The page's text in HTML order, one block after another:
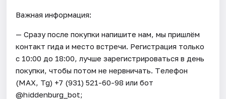
Важная информация:
— Сразу после покупки напишите нам, мы пришлём
контакт гида и место встречи. Регистрация только
с 10:00 до 18:00, лучше зарегистрироваться в день
покупки, чтобы потом не нервничать. Tелефон
(МАХ, Tg) +7 (931) 521-60-98 или бот
@hiddenburg_bot;